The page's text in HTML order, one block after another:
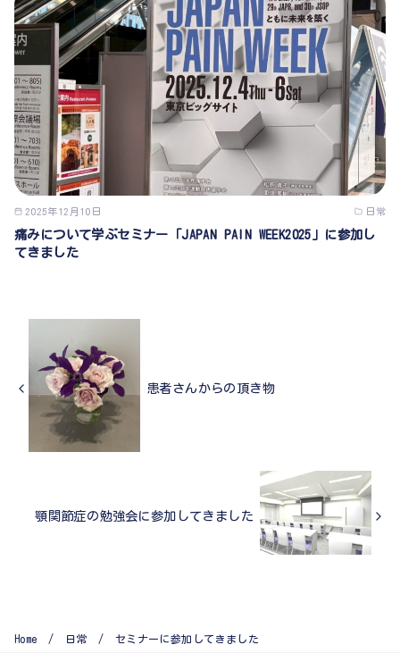
2025年12月10日 日常
痛みについて学ぶセミナー「JAPAN PAIN WEEK2025」に参加し
てきました
患者さんからの頂き物
顎関節症の勉強会に参加してきました
Home 日常 セミナーに参加してきました